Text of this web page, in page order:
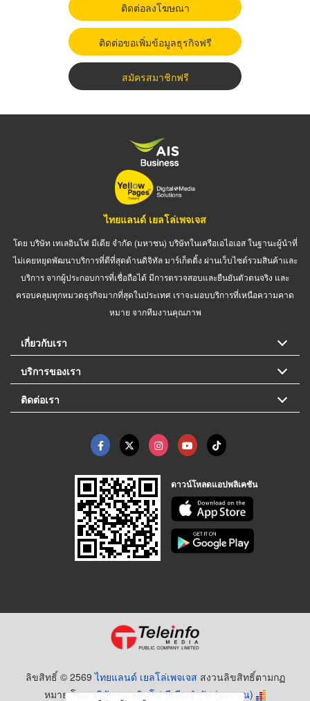
ติดต่อลงโฆษณา
ติดต่อขอเพิ่มข้อมูลธุรกิจฟรี
สมัครสมาชิกฟรี
ไทยแลนด์ เยลโล่เพจเจส
โดย บริษัท เทเลอินโฟ มีเดีย จำกัด (มหาชน) บริษัทในเครือเอไอเอส ในฐานะผู้นำที่
ไม่เคยหยุดพัฒนาบริการที่ดีที่สุดด้านดิจิทัล มาร์เก็ตติ้ง ผ่านเว็บไซต์รวมสินค้าและ
บริการ จากผู้ประกอบการที่เชื่อถือได้ มีการตรวจสอบและยืนยันตัวตนจริง และ
ครอบคลุมทุกหมวดธุรกิจมากที่สุดในประเทศ เราจะมอบบริการที่เหนือความคาด
หมาย จากทีมงานคุณภาพ
เกี่ยวกับเรา
บริการของเรา
ติดต่อเรา
ดาวน์โหลดแอปพลิเคชัน
ลิขสิทธิ์ © 2569ไทยแลนด์ เยลโล่เพจเจส สงวนลิขสิทธิ์ตามกฏ
หมาย โดยบริษัท เทเลอินโฟ มีเดีย จำกัด (มหาชน)